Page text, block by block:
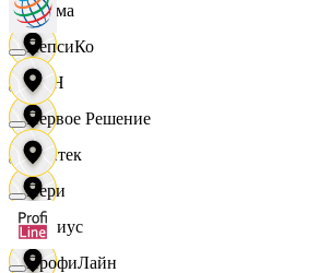
Сигма
СИН
Синтек
Сириус
ПепсиКо
Первое Решение
Пери
ПрофиЛайн